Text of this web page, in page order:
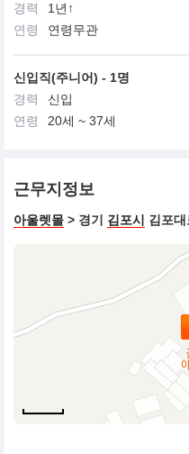
경력
1년↑
연령
연령무관
신입직(주니어) - 1명
경력
신입
연령
20세 ~ 37세
근무지정보
아울렛몰 > 경기 김포시 김포